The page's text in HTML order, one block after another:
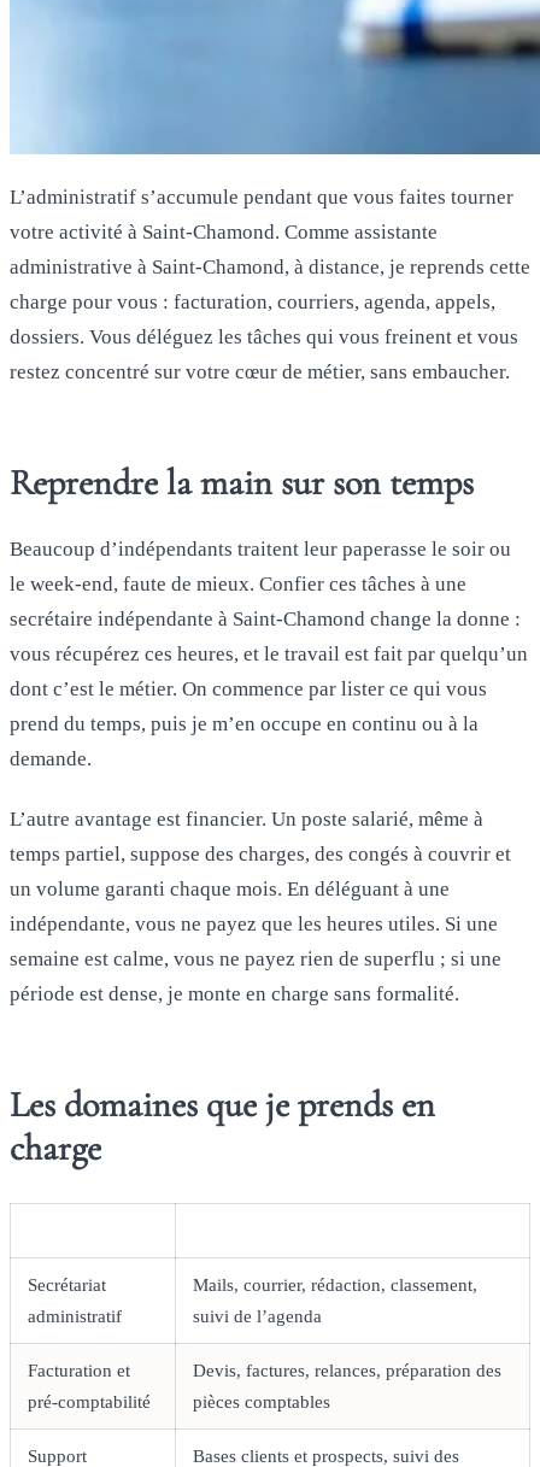
L’administratif s’accumule pendant que vous faites tourner
votre activité à Saint-Chamond. Comme assistante
administrative à Saint-Chamond, à distance, je reprends cette
charge pour vous : facturation, courriers, agenda, appels,
dossiers. Vous déléguez les tâches qui vous freinent et vous
restez concentré sur votre cœur de métier, sans embaucher.
Reprendre la main sur son temps
Beaucoup d’indépendants traitent leur paperasse le soir ou
le week-end, faute de mieux. Confier ces tâches à une
secrétaire indépendante à Saint-Chamond change la donne :
vous récupérez ces heures, et le travail est fait par quelqu’un
dont c’est le métier. On commence par lister ce qui vous
prend du temps, puis je m’en occupe en continu ou à la
demande.
L’autre avantage est financier. Un poste salarié, même à
temps partiel, suppose des charges, des congés à couvrir et
un volume garanti chaque mois. En déléguant à une
indépendante, vous ne payez que les heures utiles. Si une
semaine est calme, vous ne payez rien de superflu ; si une
période est dense, je monte en charge sans formalité.
Les domaines que je prends en
charge
Secrétariat
administratif
Mails, courrier, rédaction, classement,
suivi de l’agenda
Facturation et
pré-comptabilité
Devis, factures, relances, préparation des
pièces comptables
Support
Bases clients et prospects, suivi des